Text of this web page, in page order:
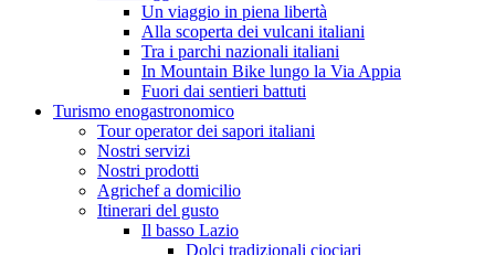
Un viaggio in piena libertà
Alla scoperta dei vulcani italiani
Tra i parchi nazionali italiani
In Mountain Bike lungo la Via Appia
Fuori dai sentieri battuti
Turismo enogastronomico
Tour operator dei sapori italiani
Nostri servizi
Nostri prodotti
Agrichef a domicilio
Itinerari del gusto
Il basso Lazio
Dolci tradizionali ciociari